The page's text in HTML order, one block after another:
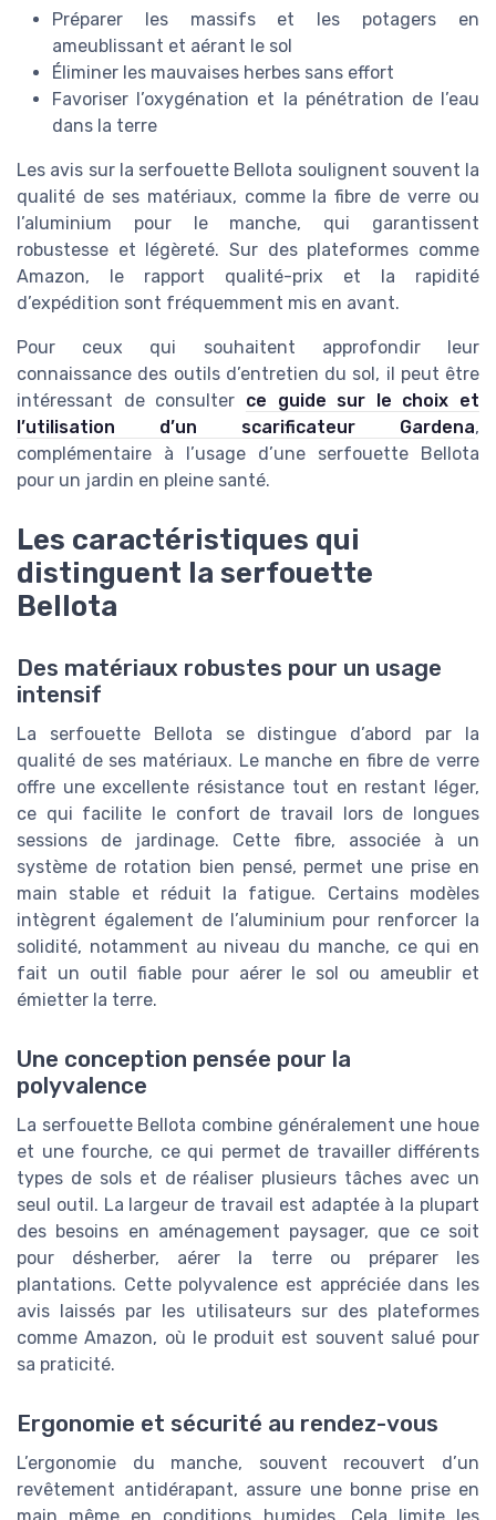
Préparer les massifs et les potagers en
ameublissant et aérant le sol
Éliminer les mauvaises herbes sans effort
Favoriser l’oxygénation et la pénétration de l’eau
dans la terre
Les avis sur la serfouette Bellota soulignent souvent la
qualité de ses matériaux, comme la fibre de verre ou
l’aluminium pour le manche, qui garantissent
robustesse et légèreté. Sur des plateformes comme
Amazon, le rapport qualité-prix et la rapidité
d’expédition sont fréquemment mis en avant.
Pour ceux qui souhaitent approfondir leur
connaissance des outils d’entretien du sol, il peut être
intéressant de consulter ce guide sur le choix et
l’utilisation d’un scarificateur Gardena,
complémentaire à l’usage d’une serfouette Bellota
pour un jardin en pleine santé.
Les caractéristiques qui
distinguent la serfouette
Bellota
Des matériaux robustes pour un usage
intensif
La serfouette Bellota se distingue d’abord par la
qualité de ses matériaux. Le manche en fibre de verre
offre une excellente résistance tout en restant léger,
ce qui facilite le confort de travail lors de longues
sessions de jardinage. Cette fibre, associée à un
système de rotation bien pensé, permet une prise en
main stable et réduit la fatigue. Certains modèles
intègrent également de l’aluminium pour renforcer la
solidité, notamment au niveau du manche, ce qui en
fait un outil fiable pour aérer le sol ou ameublir et
émietter la terre.
Une conception pensée pour la
polyvalence
La serfouette Bellota combine généralement une houe
et une fourche, ce qui permet de travailler différents
types de sols et de réaliser plusieurs tâches avec un
seul outil. La largeur de travail est adaptée à la plupart
des besoins en aménagement paysager, que ce soit
pour désherber, aérer la terre ou préparer les
plantations. Cette polyvalence est appréciée dans les
avis laissés par les utilisateurs sur des plateformes
comme Amazon, où le produit est souvent salué pour
sa praticité.
Ergonomie et sécurité au rendez-vous
L’ergonomie du manche, souvent recouvert d’un
revêtement antidérapant, assure une bonne prise en